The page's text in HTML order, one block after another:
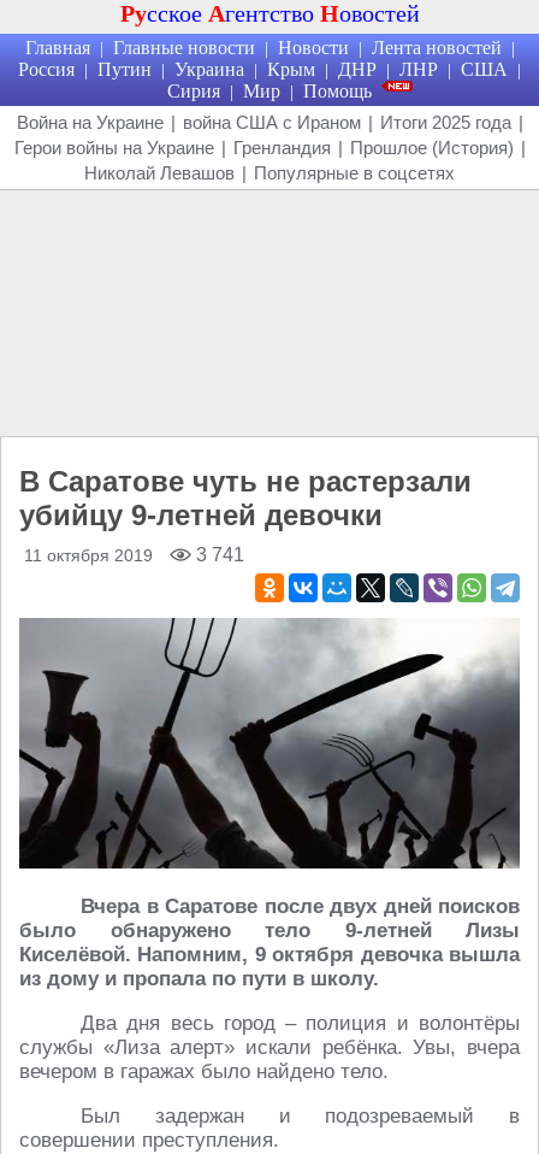
Русское Агентство Новостей
Главная | Главные новости | Новости | Лента новостей |
Россия | Путин | Украина | Крым | ДНР | ЛНР | США |
Сирия | Мир | Помощь
Война на Украине | война США с Ираном | Итоги 2025 года |
Герои войны на Украине | Гренландия | Прошлое (История) |
Николай Левашов | Популярные в соцсетях
В Саратове чуть не растерзали
убийцу 9-летней девочки
11 октября 2019 3 741
Вчера в Саратове после двух дней поисков
было обнаружено тело 9-летней Лизы
Киселёвой. Напомним, 9 октября девочка вышла
из дому и пропала по пути в школу.
Два дня весь город – полиция и волонтёры
службы «Лиза алерт» искали ребёнка. Увы, вчера
вечером в гаражах было найдено тело.
Был задержан и подозреваемый в
совершении преступления.